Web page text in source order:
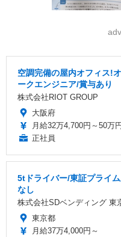
空調完備の屋内オフィス!
ークエンジニア/賞与あり
株式会社RIOT GROUP
大阪府
月給32万4,700円～50万円
正社員
5tドライバー/東証プライ
なし
株式会社SDベンディング 東
東京都
月給37万4,000円～